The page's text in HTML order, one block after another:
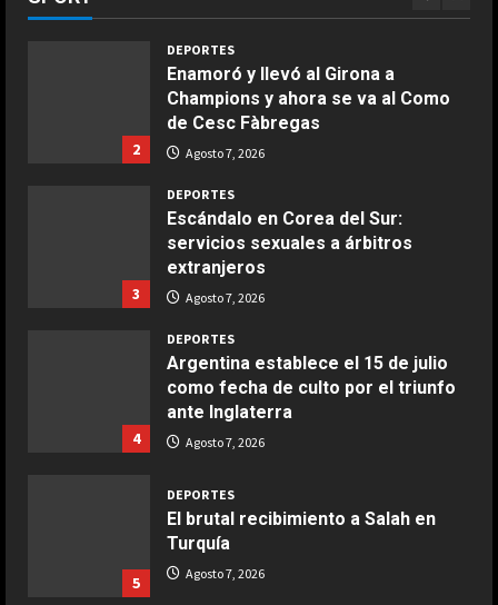
COCINA
Ensalada de espinacas deliciosa
COCINA
Boquerones fritos en freidora de
aire
COCINA
Buñuelos de alcachofas
COCINA
Ternera guisada con senderuelas
2
DEPORTES
Enamoró y llevó al Girona a
Champions y ahora se va al Como
de Cesc Fàbregas
Agosto 7, 2026
3
DEPORTES
Escándalo en Corea del Sur:
servicios sexuales a árbitros
extranjeros
Agosto 7, 2026
4
DEPORTES
Argentina establece el 15 de julio
como fecha de culto por el triunfo
ante Inglaterra
Agosto 7, 2026
5
DEPORTES
El brutal recibimiento a Salah en
Turquía
Agosto 7, 2026